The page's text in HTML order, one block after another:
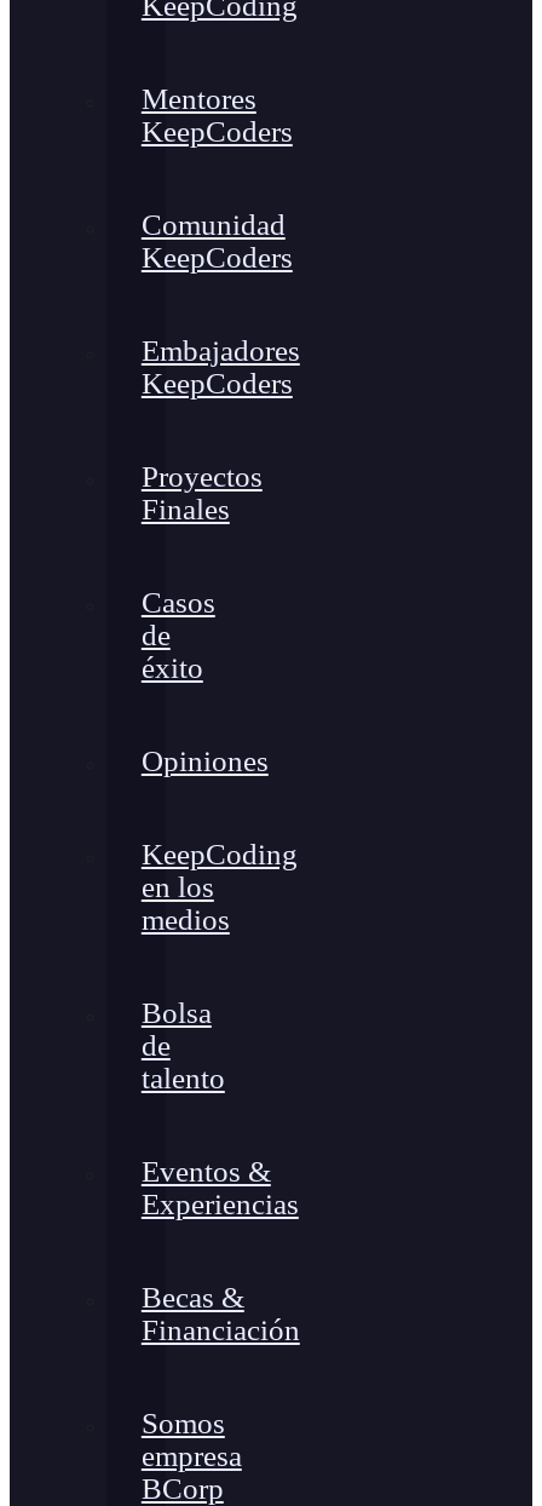
Mentores
KeepCoders
Comunidad
KeepCoders
Embajadores
KeepCoders
Proyectos
Finales
Casos
de
éxito
Opiniones
KeepCoding
en los
medios
Bolsa
de
talento
Eventos &
Experiencias
Becas &
Financiación
Somos
empresa
BCorp